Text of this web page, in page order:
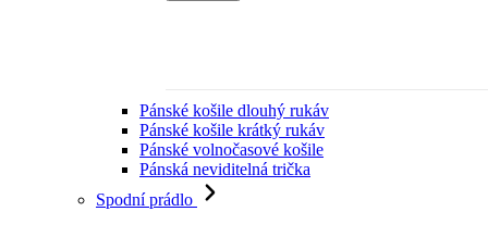
Pánské košile dlouhý rukáv
Pánské košile krátký rukáv
Pánské volnočasové košile
Pánská neviditelná trička
Spodní prádlo